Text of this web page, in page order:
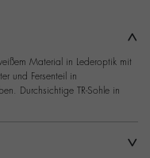
Material in Lederoptik mit
und Fersenteil in
Durchsichtige TR-Sohle in